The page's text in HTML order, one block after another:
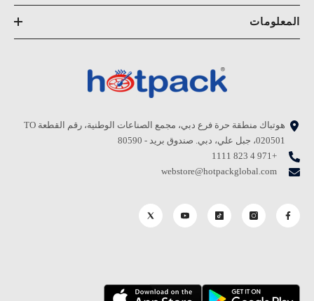
المعلومات
هوتباك منطقة حرة فرع دبي، مجمع الصناعات الوطنية، رقم القطعة TO
020501، جبل علي، دبي. صندوق بريد - 80590
+971 4 823 1111
webstore@hotpackglobal.com